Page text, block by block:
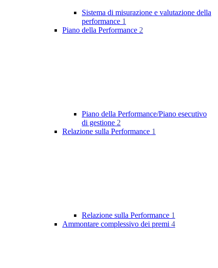
Sistema di misurazione e valutazione della
performance 1
Piano della Performance 2
Piano della Performance/Piano esecutivo
di gestione 2
Relazione sulla Performance 1
Relazione sulla Performance 1
Ammontare complessivo dei premi 4